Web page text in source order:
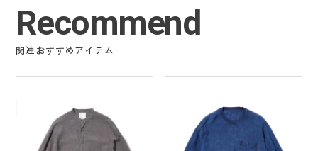
Recommend
関連おすすめアイテム